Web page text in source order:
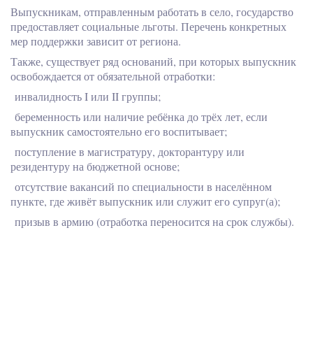
Выпускникам, отправленным работать в село, государство
предоставляет социальные льготы. Перечень конкретных
мер поддержки зависит от региона.
Также, существуетряд оснований, при которых выпускник
освобождается от обязательной отработки:
инвалидность I или II группы;
беременность или наличие ребёнка до трёх лет, если
выпускник самостоятельно его воспитывает;
поступление в магистратуру, докторантуру или
резидентуру на бюджетной основе;
отсутствие вакансий по специальности в населённом
пункте, где живёт выпускник или служит его супруг(а);
призыв в армию (отработка переносится на срок службы).